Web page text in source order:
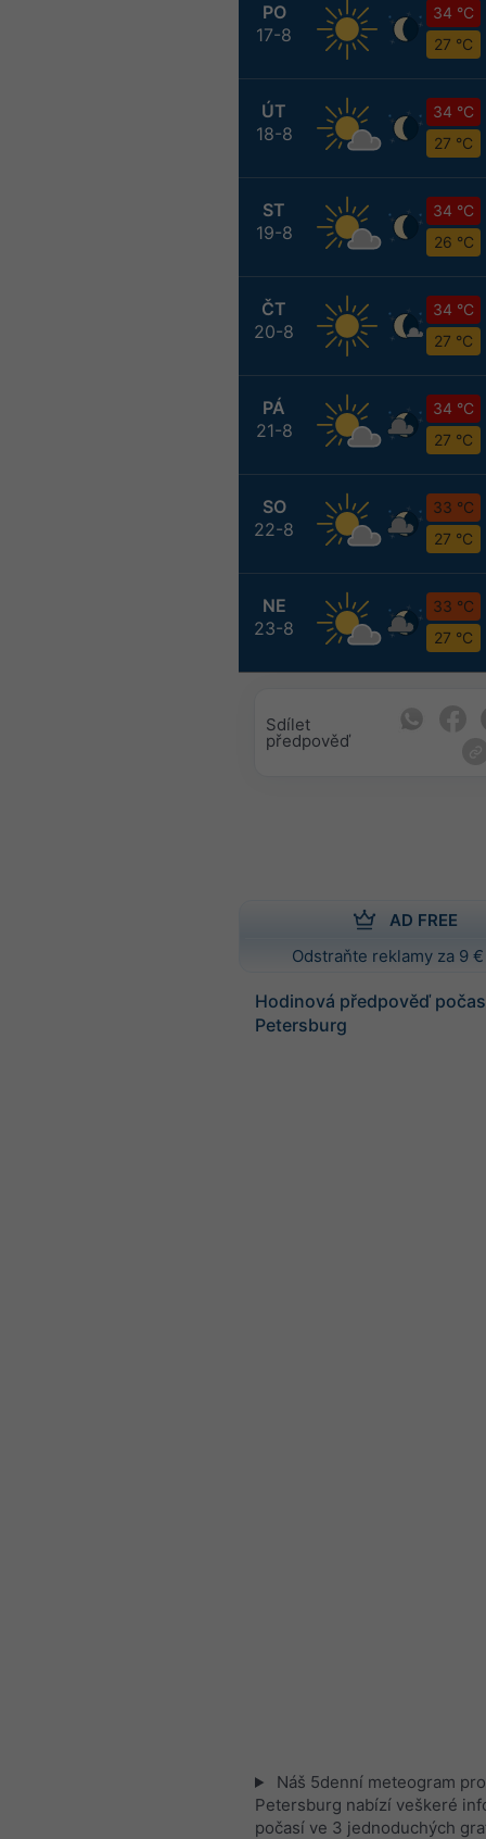
PO
17-8
34 °C
27 °C
ÚT
18-8
34 °C
27 °C
ST
19-8
34 °C
26 °C
ČT
20-8
34 °C
27 °C
PÁ
21-8
34 °C
27 °C
SO
22-8
33 °C
27 °C
NE
23-8
33 °C
27 °C
Sdílet
předpověď
AD FREE
Odstraňte reklamy za 9
Hodinová předpověď
Petersburg
Náš 5denní meteogram
Petersburg nabízí veškeré
počasí ve 3 jednoduchých